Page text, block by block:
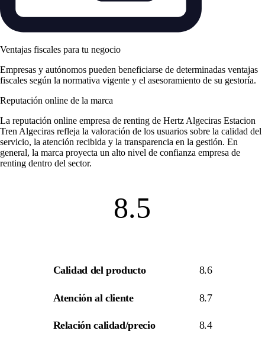
Ventajas fiscales para tu negocio
Empresas y autónomos pueden beneficiarse de determinadas ventajas
fiscales según la normativa vigente y el asesoramiento de su gestoría.
Reputación online de la marca
La reputación online empresa de renting de Hertz Algeciras Estacion
Tren Algeciras refleja la valoración de los usuarios sobre la calidad del
servicio, la atención recibida y la transparencia en la gestión. En
general, la marca proyecta un alto nivel de confianza empresa de
renting dentro del sector.
8.5
Calidad del producto 8.6
Atención al cliente 8.7
Relación calidad/precio 8.4